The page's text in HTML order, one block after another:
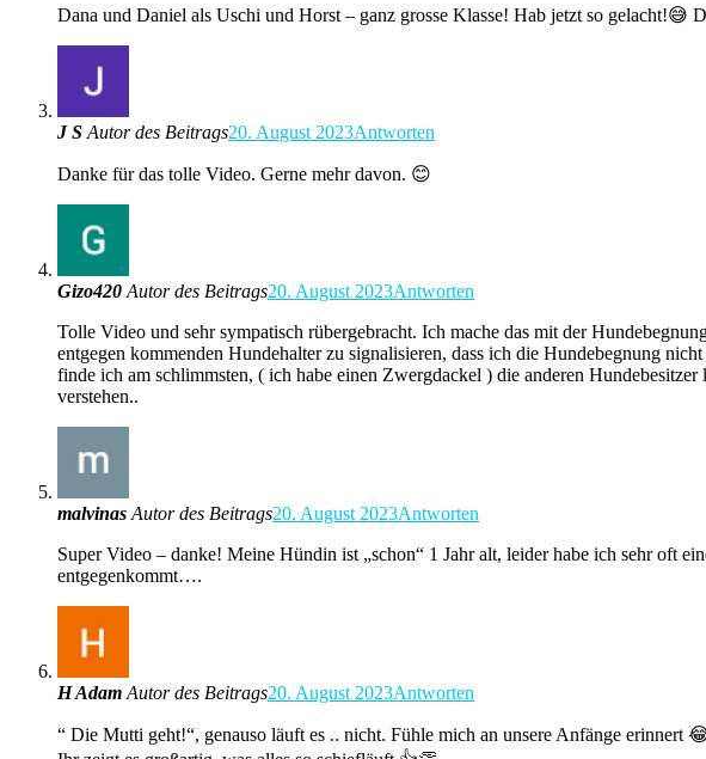
Dana und Daniel als Uschi und Horst – ganz grosse Klasse! Hab jetzt so
J S Autor des Beitrags20. August 2023Antworten
Danke für das tolle Video. Gerne mehr davon. 😊
Gizo420 Autor des Beitrags20. August 2023Antworten
Tolle Video und sehr sympatisch rübergebracht. Ich mache das mit der
entgegen kommenden Hundehalter zu signalisieren, dass ich die Hundebegnung
finde ich am schlimmsten, ( ich habe einen Zwergdackel ) die anderen
verstehen..
malvinas Autor des Beitrags20. August 2023Antworten
Super Video – danke! Meine Hündin ist „schon“ 1 Jahr alt, leider habe ich sehr oft
entgegenkommt….
H Adam Autor des Beitrags20. August 2023Antworten
“ Die Mutti geht!“, genauso läuft es .. nicht. Fühle mich an unsere Anfänge erinnert